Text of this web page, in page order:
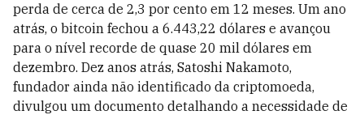
perda de cerca de 2,3 por cento em 12 meses. Um ano
atrás, o bitcoin fechou a 6.443,22 dólares e avançou
para o nível recorde de quase 20 mil dólares em
dezembro. Dez anos atrás, Satoshi Nakamoto,
fundador ainda não identificado da criptomoeda,
divulgou um documento detalhando a necessidade de